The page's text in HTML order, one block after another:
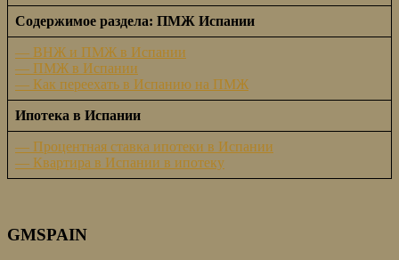
Содержимое раздела: ПМЖ Испании
— ВНЖ и ПМЖ в Испании
— ПМЖ в Испании
— Как переехать в Испанию на ПМЖ
Ипотека в Испании
— Процентная ставка ипотеки в Испании
— Квартира в Испании в ипотеку
GMSPAIN